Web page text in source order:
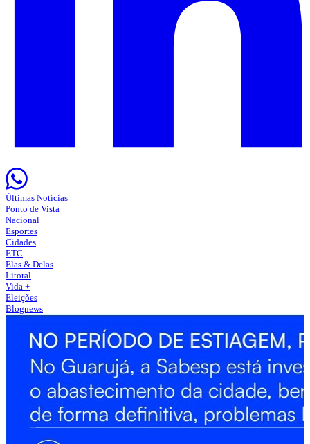
Últimas Notícias
Ponto de Vista
Nacional
Esportes
Cidades
ETC
Elas & Delas
Litoral
Vida +
Eleições
Blognews